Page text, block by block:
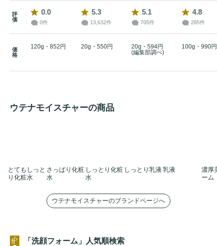
評
価
0.0
0件
5.3
13,632件
5.1
705件
4.8
285件
価
格
120g・852円 20g・550円
20g・594円
(編集部調べ)
100g・990円
ウテナモイスチャーの商品
とてもしっと
り化粧水
さっぱり化粧
水
しっとり化粧
水
しっとり乳液 乳液
濃厚
ーム
ウテナモイスチャーのブランドページへ
「洗顔フォーム」人気順検索